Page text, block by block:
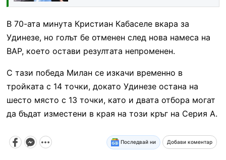
В 70-ата минута Кристиан Кабаселе вкара за
Удинезе, но голът бе отменен след нова намеса на
ВАР, което остави резултата непроменен.
С тази победа Милан се изкачи временно в
тройката с 14 точки, докато Удинезе остана на
шесто място с 13 точки, като и двата отбора могат
да бъдат изместени в края на този кръг на Серия А.
Последвай ни Добави коментар